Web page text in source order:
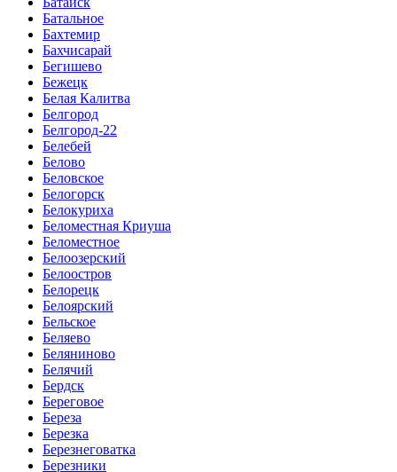
Батальное
Бахтемир
Бахчисарай
Бегишево
Бежецк
Белая Калитва
Белгород
Белгород-22
Белебей
Белово
Беловское
Белогорск
Белокуриха
Беломестная Криуша
Беломестное
Белоозерский
Белоостров
Белорецк
Белоярский
Бельское
Беляево
Беляниново
Белячий
Бердск
Береговое
Береза
Березка
Березнеговатка
Березники